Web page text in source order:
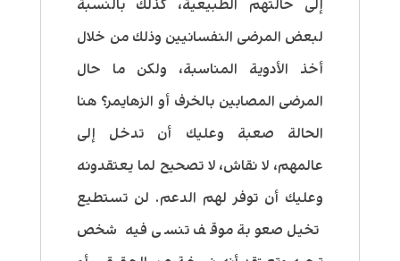
إلى حالتهم الطبيعية، كذلك بالنسبة
لبعض المرضى النفسانيين وذلك من خلال
أخذ الأدوية المناسبة، ولكن ما حال
المرضى المصابين بالخرف أو الزهايمر؟ هنا
الحالة صعبة وعليك أن تدخل إلى
عالمهم، لا نقاش، لا تصحيح لما يعتقدونه
وعليك أن توفر لهم الدعم. لن تستطيع
تخيل صعوبة موقف تنسى فيه شخص